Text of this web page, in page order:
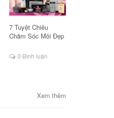
7 Tuyệt Chiêu
Chăm Sóc Môi Đẹp
0 Bình luận
Xem thêm